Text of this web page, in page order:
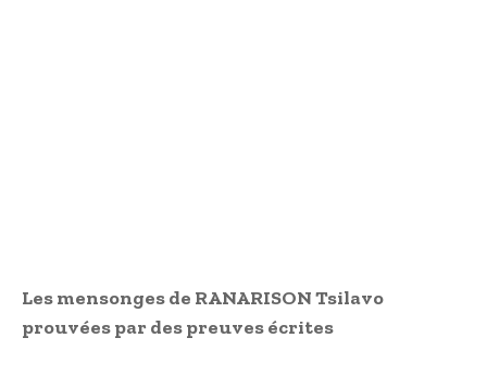
Les mensonges de RANARISON Tsilavo
prouvées par des preuves écrites